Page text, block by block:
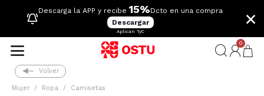
Descarga la APP y recibe 15%Dcto en una compra
Descargar
Aplican TyC
×
0
Volver
Mujer Ropa Camisetas